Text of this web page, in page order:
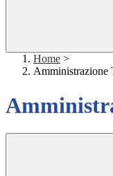
Home >
Amministrazione